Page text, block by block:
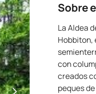
Sobre
La Aldea
Hobbiton,
con
creados
peques